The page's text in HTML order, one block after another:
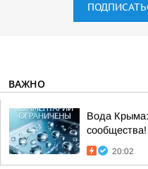
ВАЖНО
Вода
сообщества!
20:02